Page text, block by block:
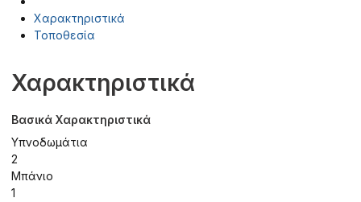
Χαρακτηριστικά
Τοποθεσία
Χαρακτηριστικά
Βασικά Χαρακτηριστικά
Υπνοδωμάτια
2
Μπάνιο
1